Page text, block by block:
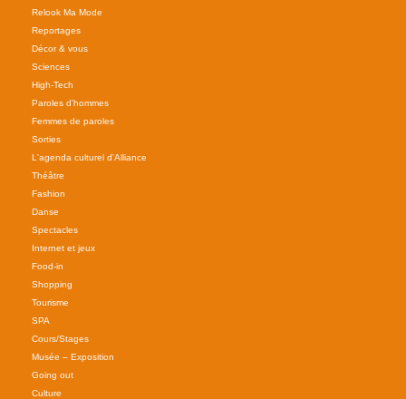
Relook Ma Mode
Reportages
Décor & vous
Sciences
High-Tech
Paroles d'hommes
Femmes de paroles
Sorties
L'agenda culturel d'Alliance
Théâtre
Fashion
Danse
Spectacles
Internet et jeux
Food-in
Shopping
Tourisme
SPA
Cours/Stages
Musée – Exposition
Going out
Culture